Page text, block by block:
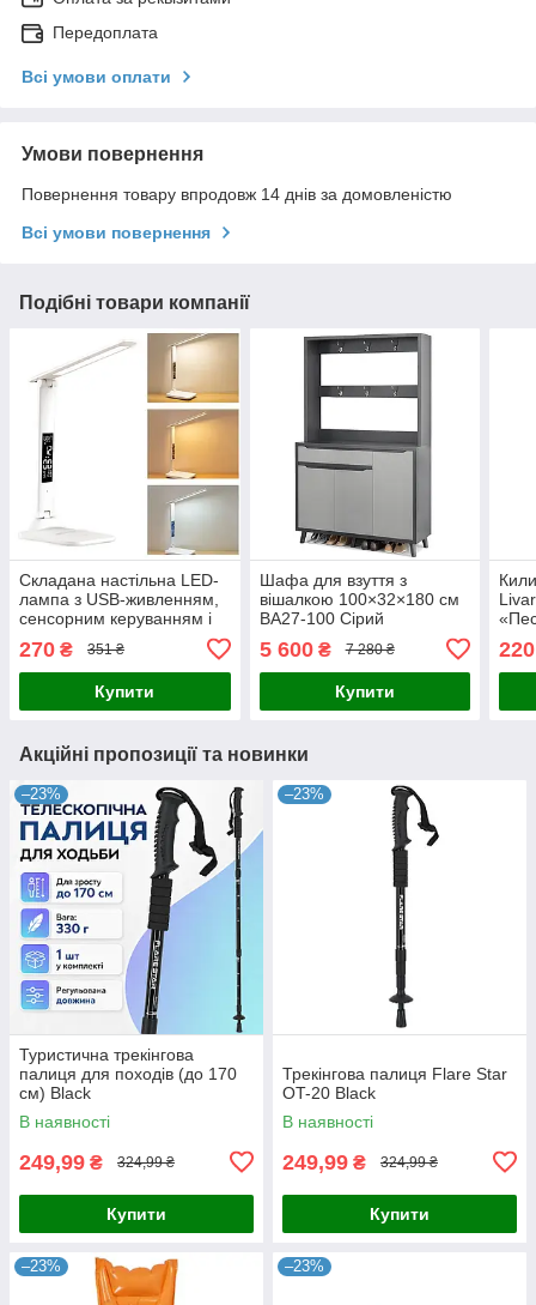
Передоплата
Всі умови оплати
Умови повернення
Повернення товару впродовж 14 днів за домовленістю
Всі умови повернення
Подібні товари компанії
Складана настільна LED-
лампа з USB-живленням,
сенсорним керуванням і
270 ₴ 351 ₴
Купити
Шафа для взуття з
вішалкою 100×32×180 см
BA27-100 Сірий
5 600₴ 7 280 ₴
Купити
220
Акційні пропозиції та новинки
–23%
Туристична трекінгова
палиця для походів (до 170
см) Black
В наявності
249,99 ₴ 324,99 ₴
Купити
–23%
Трекінгова палиця Flare Star
OT-20 Black
В наявності
249,99 ₴ 324,99 ₴
Купити
–23% –23%